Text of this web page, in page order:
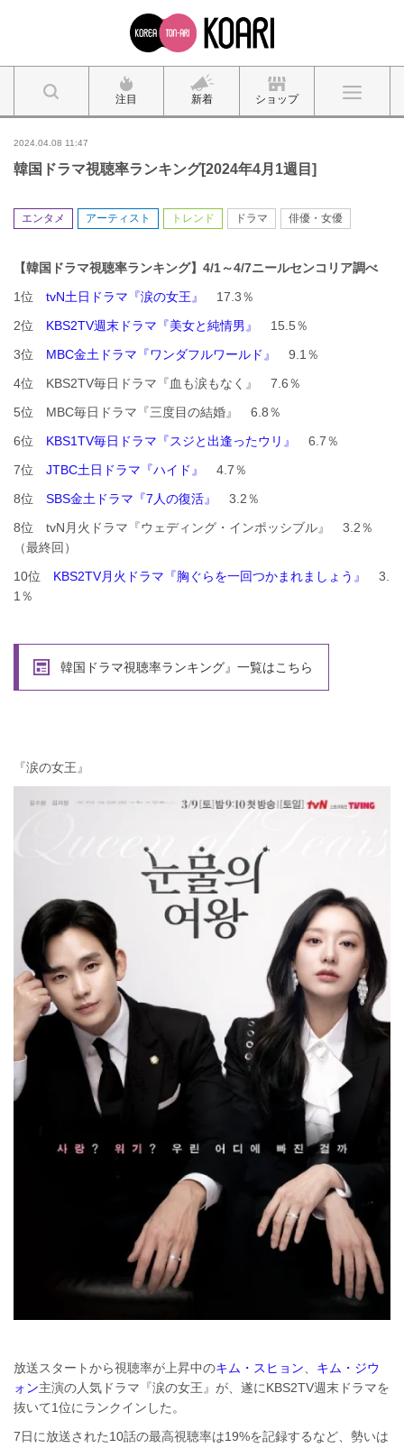
注目 新着 ショップ
2024.04.08 11:47
韓国ドラマ視聴率ランキング[2024年4月1週目]
エンタメ アーティスト トレンド ドラマ 俳優・女優
【韓国ドラマ視聴率ランキング】4/1～4/7ニールセンコリア調べ
1位 tvN土日ドラマ『涙の女王』
17.3％
2位 KBS2TV週末ドラマ『美女と純情男』
15.5％
3位 MBC金土ドラマ『ワンダフルワールド』
9.1％
4位 KBS2TV毎日ドラマ『血も涙もなく』 7.6％
5位 MBC毎日ドラマ『三度目の結婚』 6.8％
6位 KBS1TV毎日ドラマ『スジと出逢ったウリ』
6.7％
7位 JTBC土日ドラマ『ハイド』
4.7％
8位 SBS金土ドラマ『7人の復活』
3.2％
8位 tvN月火ドラマ『ウェディング・インポッシブル』 3.2％
（最終回）
10位 KBS2TV月火ドラマ『胸ぐらを一回つかまれましょう』
3.
1％
韓国ドラマ視聴率ランキング』一覧はこちら
『涙の女王』
放送スタートから視聴率が上昇中のキム・スヒョン
キム・ジウ
ォン主演の人気ドラマ『涙の女王』が、遂にKBS2TV週末ドラマを
抜いて1位にランクインした。
7日に放送された10話の最高視聴率は19%を記録するなど、勢いは